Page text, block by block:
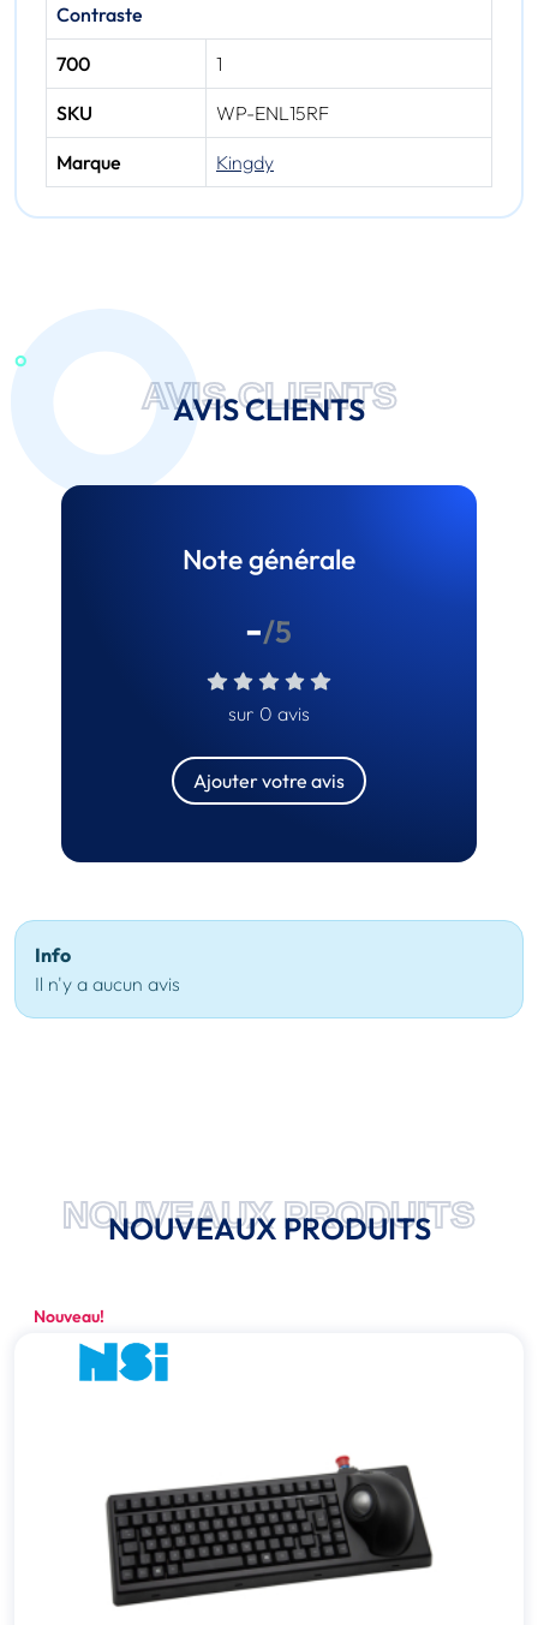
Contraste
700 1
SKU WP-ENL15RF
Marque Kingdy
AVIS CLIENTS
AVIS CLIENTS
Note générale
-/5
sur 0 avis
Ajouter votre avis
Info
Il n'y a aucun avis
NOUVEAUX PRODUITS
NOUVEAUX PRODUITS
Nouveau!